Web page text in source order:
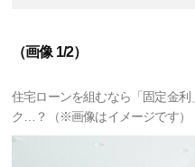
（画像 1/2）
住宅ローンを組むなら「固定金
ク…？（※画像はイメージです）